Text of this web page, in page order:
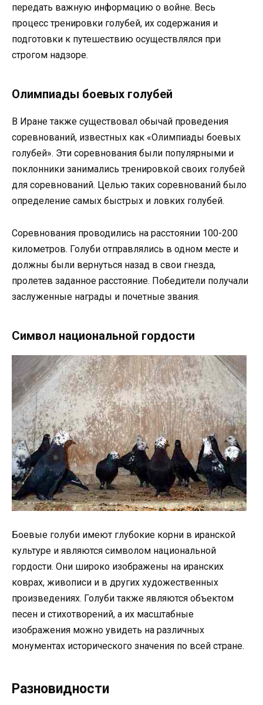
передать важную информацию о войне. Весь
процесс тренировки голубей, их содержания и
подготовки к путешествию осуществлялся при
строгом надзоре.
Олимпиады боевых голубей
В Иране также существовал обычай проведения
соревнований, известных как «Олимпиады боевых
голубей». Эти соревнования были популярными и
поклонники занимались тренировкой своих голубей
для соревнований. Целью таких соревнований было
определение самых быстрых и ловких голубей.
Соревнования проводились на расстоянии 100-200
километров. Голуби отправлялись в одном месте и
должны были вернуться назад в свои гнезда,
пролетев заданное расстояние. Победители получали
заслуженные награды и почетные звания.
Символ национальной гордости
Боевые голуби имеют глубокие корни в иранской
культуре и являются символом национальной
гордости. Они широко изображены на иранских
коврах, живописи и в других художественных
произведениях. Голуби также являются объектом
песен и стихотворений, а их масштабные
изображения можно увидеть на различных
монументах исторического значения по всей стране.
Разновидности